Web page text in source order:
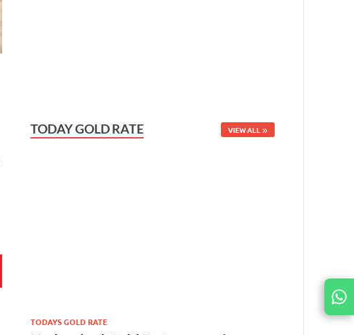
JOIN
US ON
TODAY GOLD RATE VIEW ALL
TODAYS GOLD RATE